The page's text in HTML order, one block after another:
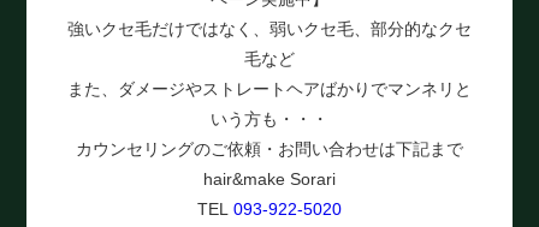
強いクセ毛だけではなく、弱いクセ毛、部分的なクセ
毛など
また、ダメージやストレートヘアばかりでマンネリと
いう方も・・・
カウンセリングのご依頼・お問い合わせは下記まで
hair&make Sorari
TEL 093-922-5020